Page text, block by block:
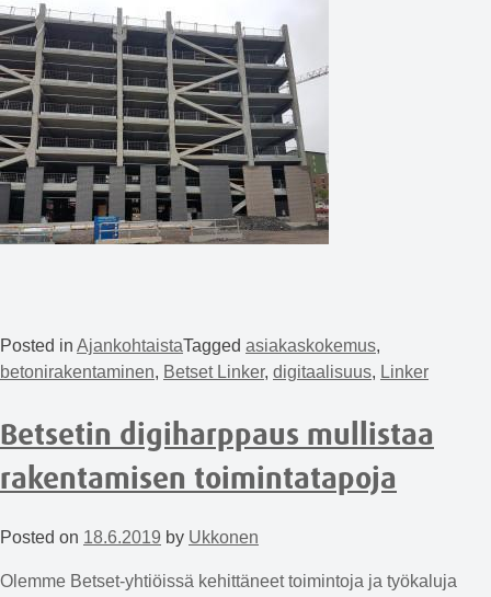
Posted in AjankohtaistaTagged asiakaskokemus,
betonirakentaminen, Betset Linker, digitaalisuus, Linker
Betsetin digiharppaus mullistaa
rakentamisen toimintatapoja
Posted on 18.6.2019 by Ukkonen
Olemme Betset-yhtiöissä kehittäneet toimintoja ja työkaluja